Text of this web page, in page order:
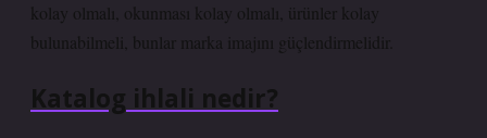
kolay olmalı, okunması kolay olmalı, ürünler kolay
bulunabilmeli, bunlar marka imajını güçlendirmelidir.
Katalog ihlali nedir?